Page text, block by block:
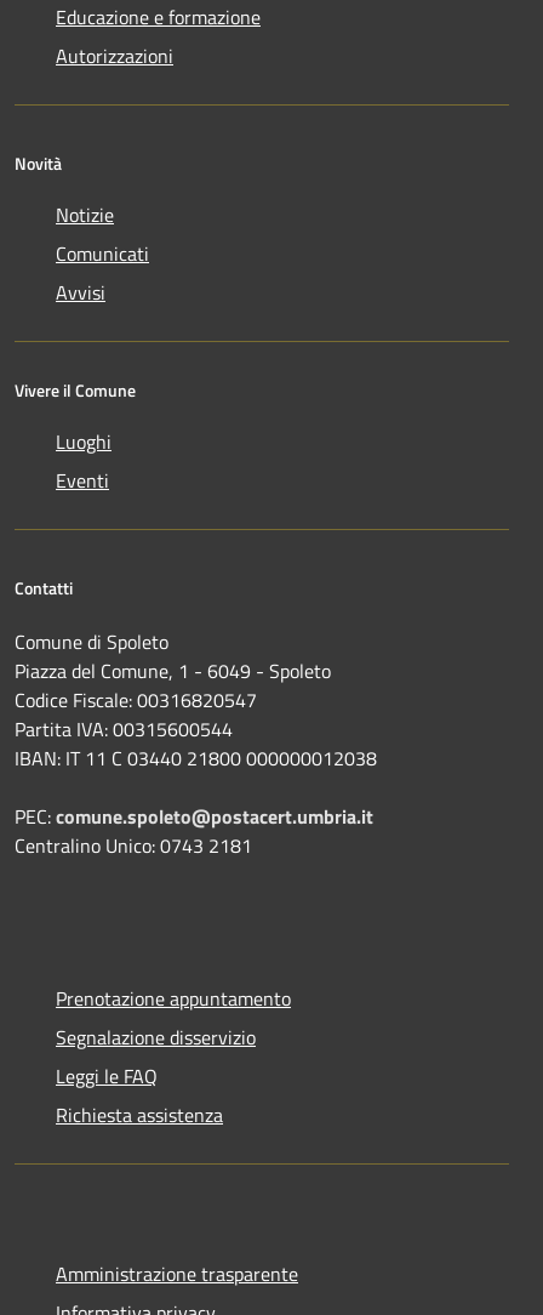
Educazione e formazione
Autorizzazioni
Novità
Notizie
Comunicati
Avvisi
Vivere il Comune
Luoghi
Eventi
Contatti
Comune di Spoleto
Piazza del Comune, 1 - 6049 - Spoleto
Codice Fiscale: 00316820547
Partita IVA: 00315600544
IBAN: IT 11 C 03440 21800 000000012038
PEC:comune.spoleto@postacert.umbria.it
Centralino Unico: 0743 2181
Prenotazione appuntamento
Segnalazione disservizio
Leggi le FAQ
Richiesta assistenza
Amministrazione trasparente